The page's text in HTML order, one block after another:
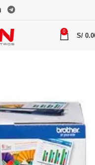
0
S/